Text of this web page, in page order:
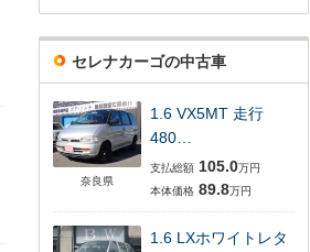
セレナカーゴの中古車
奈良県
1.6 VX5MT 走行
480…
支払総額 105.0万円
本体価格 89.8万円
1.6 LXホワイトレタ